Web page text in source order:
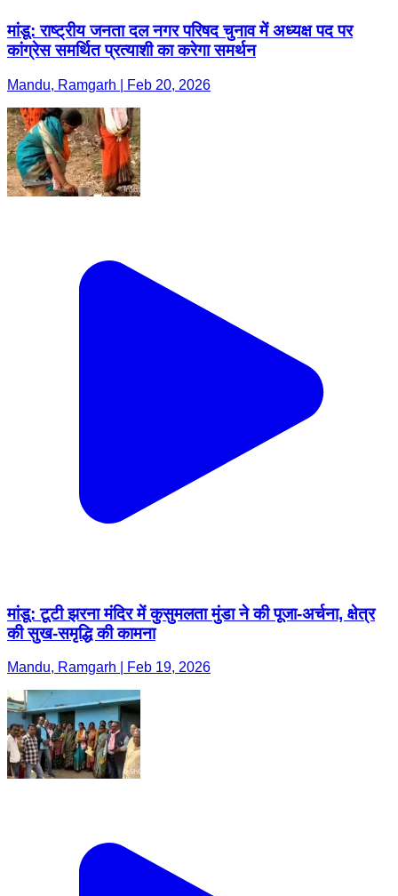
मांडू: राष्ट्रीय जनता दल नगर परिषद चुनाव में अध्यक्ष पद पर
कांग्रेस समर्थित प्रत्याशी का करेगा समर्थन
Mandu, Ramgarh | Feb 20, 2026
मांडू: टूटी झरना मंदिर में कुसुमलता मुंडा ने की पूजा-अर्चना, क्षेत्र
की सुख-समृद्धि की कामना
Mandu, Ramgarh | Feb 19, 2026